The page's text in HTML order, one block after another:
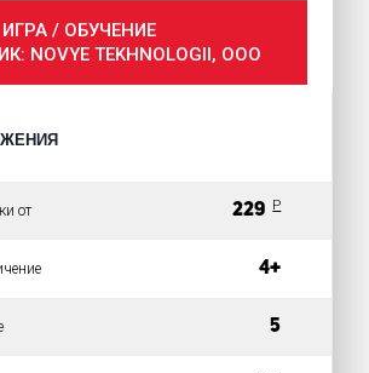
ИГРА / ОБУЧЕНИЕ
NOVYE TEKHNOLOGII, OOO
от 229 P
4+
5